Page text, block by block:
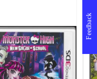
Feedback